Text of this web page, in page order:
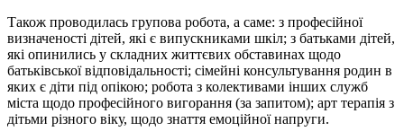
Також проводилась групова робота, а саме: з професійної
визначеності дітей, які є випускниками шкіл; з батьками дітей,
які опинились у складних життєвих обставинах щодо
батьківської відповідальності; сімейні консультування родин в
яких є діти під опікою; робота з колективами інших служб
міста щодо професійного вигорання (за запитом); арт терапія з
дітьми різного віку, щодо знаття емоційної напруги.